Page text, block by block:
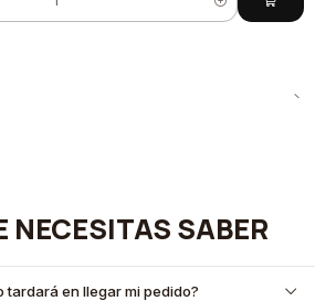
NECESITAS SABER
tardará en llegar mi pedido?